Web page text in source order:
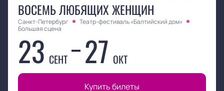
ВОСЕМЬ ЛЮБЯЩИХ ЖЕНЩИН
Санкт-Петербург
Театр-фестиваль «Балтийский дом»
Большая сцена
23 СЕНТ 27 ОКТ
Купить билеты